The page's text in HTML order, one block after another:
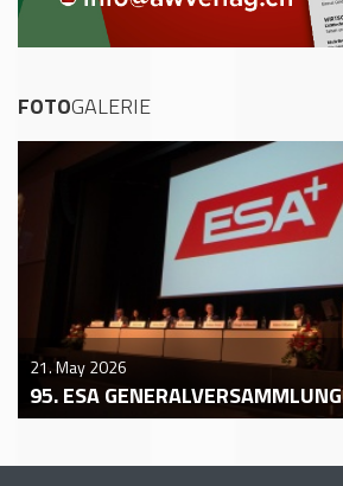
FOTOGALERIE
21. May 2026
95. ESA GENERALVERSAMMLUNG